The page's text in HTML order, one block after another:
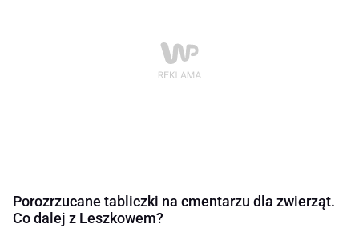
Porozrzucane tabliczki na cmentarzu dla zwierząt.
Co dalej z Leszkowem?